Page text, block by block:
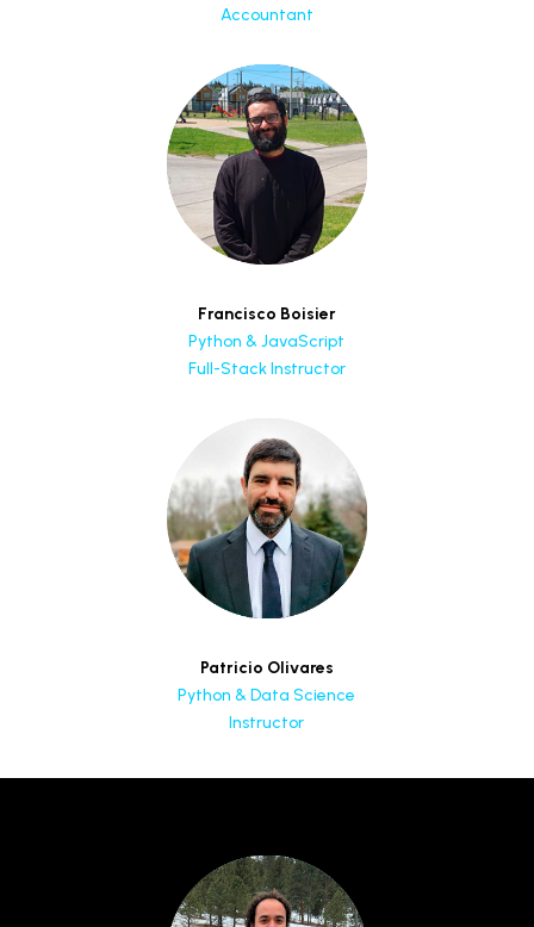
Accountant
Francisco Boisier
Python & JavaScript
Full-Stack Instructor
Patricio Olivares
Python & Data Science
Instructor